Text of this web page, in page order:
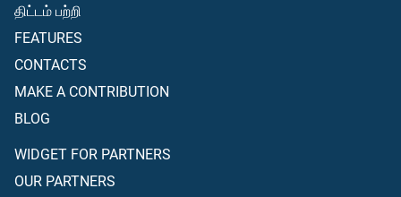
திட்டம் பற்றி
FEATURES
CONTACTS
MAKE A CONTRIBUTION
BLOG
WIDGET FOR PARTNERS
OUR PARTNERS